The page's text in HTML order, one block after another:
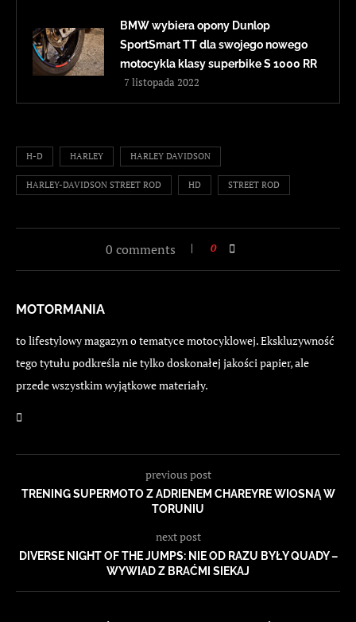
BMW wybiera opony Dunlop
SportSmart TT dla swojego nowego
motocykla klasy superbike S 1000 RR
7 listopada 2022
H-D HARLEY HARLEY DAVIDSON
HARLEY-DAVIDSON STREET ROD HD STREET ROD
0 comments 0
MOTORMANIA
to lifestylowy magazyn o tematyce motocyklowej. Ekskluzywność
tego tytułu podkreśla nie tylko doskonałej jakości papier, ale
przede wszystkim wyjątkowe materiały.
previous post
TRENING SUPERMOTO Z ADRIENEM CHAREYRE WIOSNĄ W
TORUNIU
next post
DIVERSE NIGHT OF THE JUMPS: NIE OD RAZU BYŁY QUADY –
WYWIAD Z BRAĆMI SIEKAJ